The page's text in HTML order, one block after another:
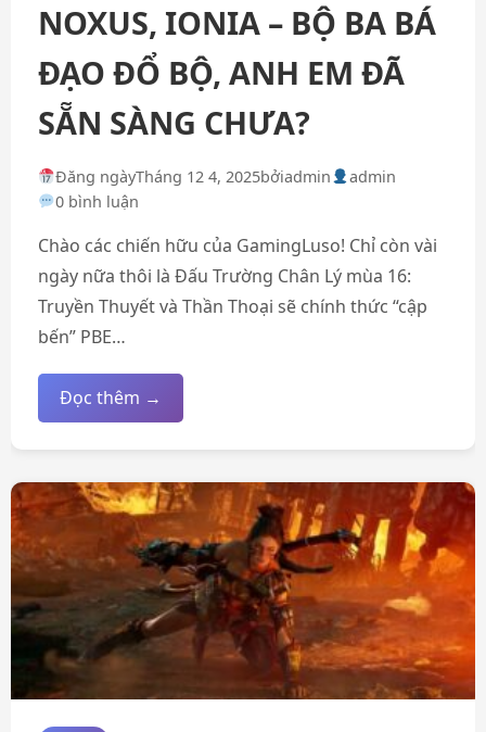
NOXUS, IONIA – BỘ BA BÁ
ĐẠO ĐỔ BỘ, ANH EM ĐÃ
SẴN SÀNG CHƯA?
Đăng ngàyTháng 12 4, 2025bởiadmin
admin
0 bình luận
Chào các chiến hữu của GamingLuso! Chỉ còn vài
ngày nữa thôi là Đấu Trường Chân Lý mùa 16:
Truyền Thuyết và Thần Thoại sẽ chính thức “cập
bến” PBE…
Đọc thêm →